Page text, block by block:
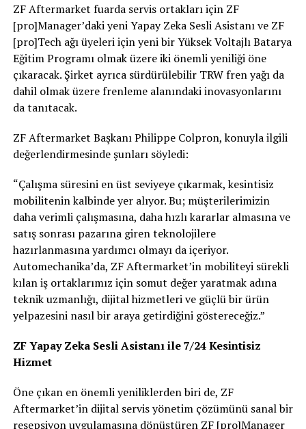
ZF Aftermarket fuarda servis ortakları için ZF
[pro]Manager’daki yeni Yapay Zeka Sesli Asistanı ve ZF
[pro]Tech ağı üyeleri için yeni bir Yüksek Voltajlı Batarya
Eğitim Programı olmak üzere iki önemli yeniliği öne
çıkaracak. Şirket ayrıca sürdürülebilir TRW fren yağı da
dahil olmak üzere frenleme alanındaki inovasyonlarını
da tanıtacak.
ZF Aftermarket Başkanı Philippe Colpron, konuyla ilgili
değerlendirmesinde şunları söyledi:
“Çalışma süresini en üst seviyeye çıkarmak, kesintisiz
mobilitenin kalbinde yer alıyor. Bu; müşterilerimizin
daha verimli çalışmasına, daha hızlı kararlar almasına ve
satış sonrası pazarına giren teknolojilere
hazırlanmasına yardımcı olmayı da içeriyor.
Automechanika’da, ZF Aftermarket’in mobiliteyi sürekli
kılan iş ortaklarımız için somut değer yaratmak adına
teknik uzmanlığı, dijital hizmetleri ve güçlü bir ürün
yelpazesini nasıl bir araya getirdiğini göstereceğiz.”
ZF Yapay Zeka Sesli Asistanı ile 7/24 Kesintisiz
Hizmet
Öne çıkan en önemli yeniliklerden biri de, ZF
Aftermarket’in dijital servis yönetim çözümünü sanal bir
resepsiyon uygulamasına dönüştüren ZF [pro]Manager